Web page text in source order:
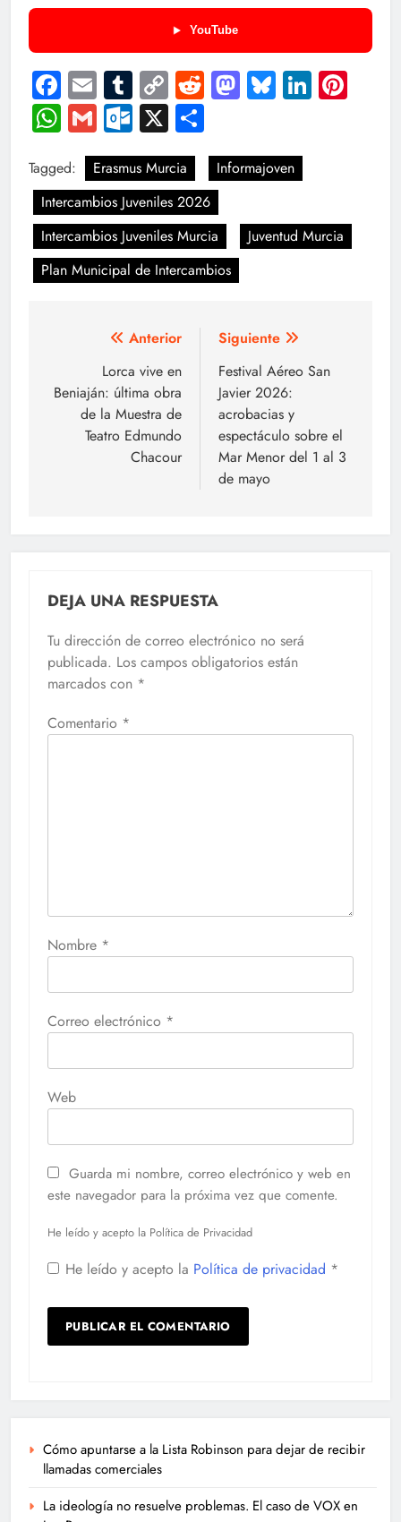
Cómo apuntarse a la Lista Robinson para dejar de recibir
llamadas comerciales
La ideología no resuelve problemas. El caso de VOX en
YouTube
Facebook
EmailTumblr
Copy
Link
RedditMastodon
Bluesky
WhatsApp
GmailOutlook.com
X
Tagged: Erasmus Murcia
Informajoven
Intercambios Juveniles 2026
Intercambios Juveniles Murcia
Juventud Murcia
Plan Municipal de Intercambios
Navegación
entradas
Anterior
Lorca vive en
Beniaján: última obra
de la Muestra de
Teatro Edmundo
Chacour
Siguiente
Festival Aéreo San
Javier 2026:
acrobacias y
espectáculo sobre el
Mar Menor del 1 al 3
de mayo
DEJA UNA RESPUESTA
Tu dirección de correo electrónico no será
publicada. Los campos obligatorios están
marcados con *
Comentario *
Nombre *
Correo electrónico *
Web
Guarda mi nombre, correo electrónico y web en
este navegador para la próxima vez que comente.
He leído y acepto la Política de Privacidad
He leído y acepto la Política de privacidad *